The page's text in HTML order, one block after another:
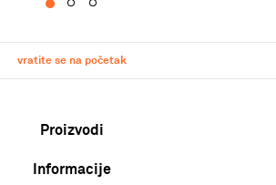
vratite se na početak
Proizvodi
Muškarci
Informacije